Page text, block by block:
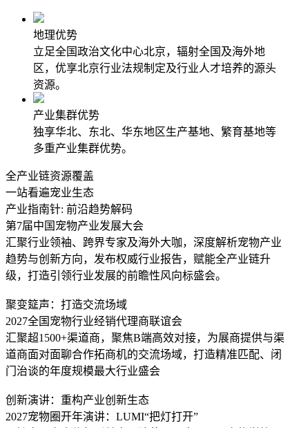
地理优势
立足全国政治文化中心北京，辐射全国及海外地
区，优享北京行业法规制定及行业人才培养的源头
资源。
产业集群优势
独享华北、东北、华东地区生产基地、繁育基地等
多重产业集群优势。
全产业链资源覆盖
一站看遍宠业生态
产业指南针: 前沿趋势解码
第7届中国宠物产业发展大会
汇聚行业领袖、跨界专家及海外大咖，深度解析宠物产业
趋势与创新方向，发布权威行业报告，赋能全产业链升
级，打造引领行业发展的前瞻性风向标盛会。
聚变筵声：打造交流场域
2027全国宠物行业经销代理商联谊会
汇聚超1500+渠道商，聚焦B端高效对接，为展商提供与渠
道商面对面聊合作拓商机的交流场域，打造精准匹配、闭
门治谈的年度规模最大行业盛会
创新演讲：重构产业创新生态
2027宠物圈开年演讲：LUMI“把灯打开”